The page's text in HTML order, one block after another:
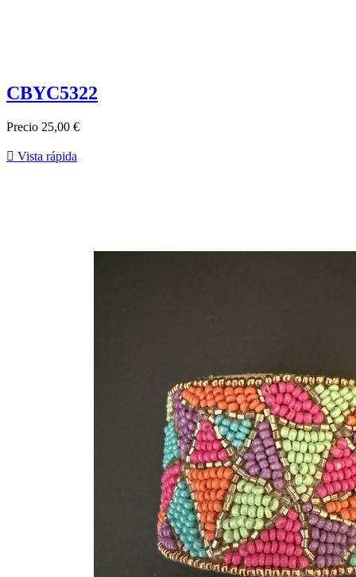
CBYC5322
Precio 25,00 €
 Vista rápida